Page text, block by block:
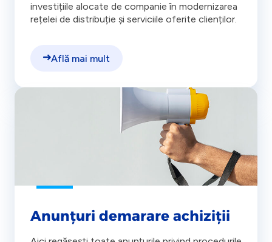
investițiile alocate de companie în modernizarea
rețelei de distribuție și serviciile oferite clienților.
Află mai mult
Anunțuri demarare achiziții